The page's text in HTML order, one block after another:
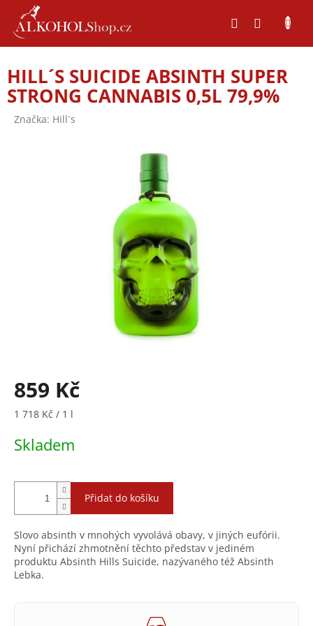
obsah
HILL´S SUICIDE ABSINTH SUPER
STRONG CANNABIS 0,5L 79,9%
Značka: Hill´s
859 Kč
Měrná
1 718 Kč / 1 l
Skladem
Přidat do košíku
Slovo absinth v mnohých vyvolává obavy, v jiných eufórii.
Nyní přichází zhmotnění těchto představ v jediném
produktu Absinth Hills Suicide, nazývaného též Absinth
Lebka.